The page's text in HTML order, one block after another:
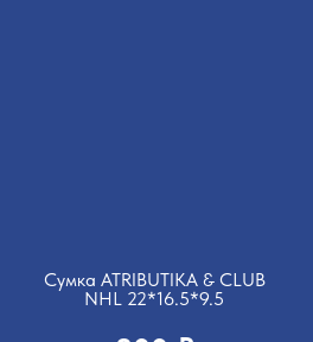
Сумка ATRIBUTIKA & CLUB
NHL 22*16.5*9.5